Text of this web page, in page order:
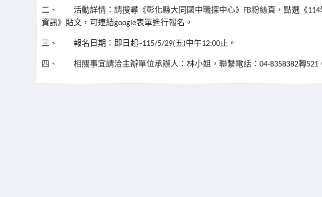
二、 活動詳情：請搜尋《彰化縣大同國中職探中心》 FB粉絲頁，點選《114
資訊》貼文，可連結google表單進行報名。
三、 報名日期：即日起~115/5/29(五)中午12:00止。
四、 相關事宜請洽主辦單位承辦人：林小姐，聯繫電話： 04-8358382轉521